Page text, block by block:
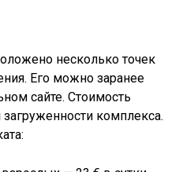
несколько точек
Его можно заранее
сайте. Стоимость
комплекса.